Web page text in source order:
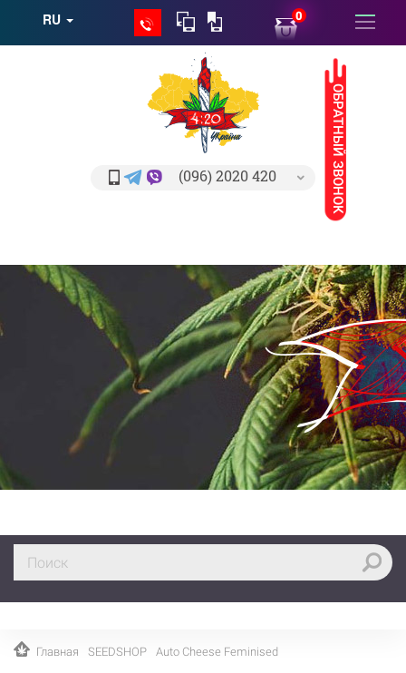
RU 0
ОБРАТНЫЙ ЗВОНОК
(096) 2020 420
Главная SEEDSHOP Auto Cheese Feminised